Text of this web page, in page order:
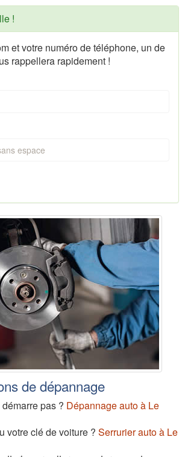
!
et votre numéro de téléphone, un de
rappellera rapidement !
de dépannage
pas ? Dépannage auto à Le
votre clé de voiture ? Serrurier auto à Le